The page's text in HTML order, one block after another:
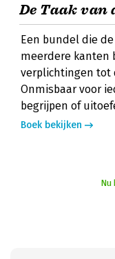
De Taak van
Een bundel die
meerdere kanten
verplichtingen tot
Onmisbaar voor
begrijpen of
Boek bekijken